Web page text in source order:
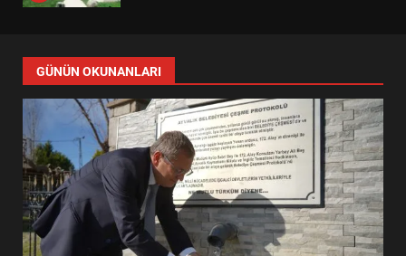
6
TURNUVASI KAYITLARI NEYİ
DEĞİŞTİRİYOR?
7
BURHANİYE BELEDİYESPOR’DA
YENİ YÖNETİM NASIL
ŞEKİLLENDİ?
GÜNÜN OKUNANLARI